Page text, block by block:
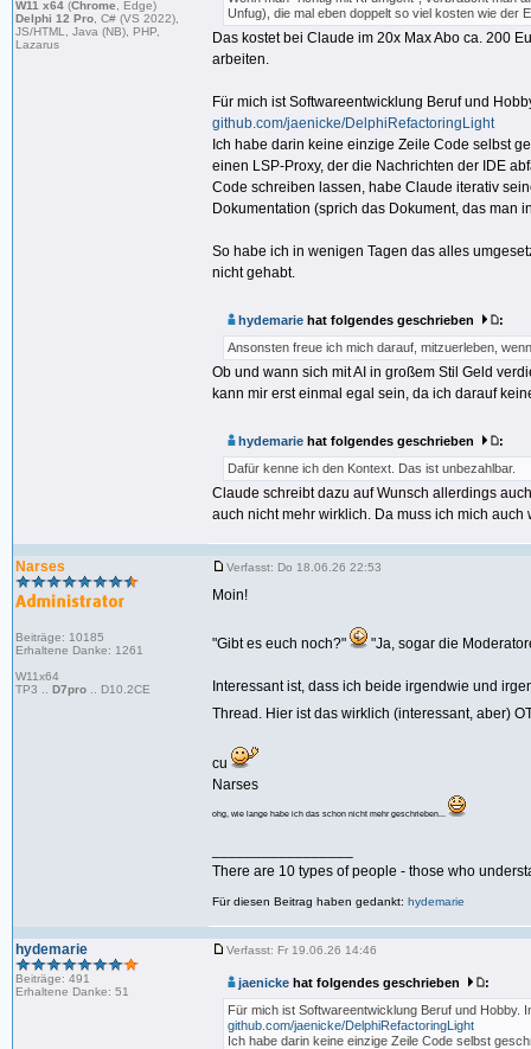
W11 x64 (Chrome , Edge)
Delphi 12 Pro , C# (VS 2022),
JS/HTML, Java (NB), PHP,
Lazarus
Unfug), die mal eben doppelt so viel kosten wie der
Das kostet bei Claude im 20x Max Abo ca. 200
arbeiten.
Für mich ist Softwareentwicklung Beruf und
github.com/jaenicke/DelphiRefactoringLight
Ich habe darin keine einzige Zeile Code selbst
einen LSP-Proxy, der die Nachrichten der IDE
Code schreiben lassen, habe Claude iterativ
Dokumentation (sprich das Dokument, das man
So habe ich in wenigen Tagen das alles
nicht gehabt.
hydemarie hat folgendes geschrieben
:
Ansonsten freue ich mich darauf, mitzuerleben,
Ob und wann sich mit AI in großem Stil Geld
kann mir erst einmal egal sein, da ich darauf
hydemarie hat folgendes geschrieben
:
Dafür kenne ich den Kontext. Das ist unbezahlbar.
Claude schreibt dazu auf Wunsch allerdings
auch nicht mehr wirklich. Da muss ich mich auch
Narses
Beiträge: 10185
Erhaltene Danke: 1261
W11x64
TP3 .. D7pro .. D10.2CE
Verfasst: Do 18.06.26 22:53
Moin!
"Gibt es euch noch?" "Ja, sogar die
Interessant ist, dass ich beide irgendwie und
Thread. Hier ist das wirklich (interessant, aber)
cu
Narses
ohg, wie lange habe ich das schon nicht mehr geschrieben...
There are 10 types of people - those who
Für diesen Beitrag haben gedankt: hydemarie
hydemarie
Beiträge: 491
Erhaltene Danke: 51
Verfasst: Fr 19.06.26 14:46
jaenicke hat folgendes geschrieben
:
Für mich ist Softwareentwicklung Beruf und Hobby.
github.com/jaenicke/DelphiRefactoringLight
Ich habe darin keine einzige Zeile Code selbst